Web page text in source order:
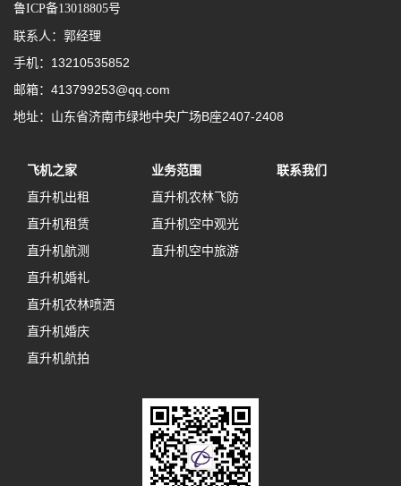
鲁ICP备13018805号
联系人：郭经理
手机：13210535852
邮箱：413799253@qq.com
地址：山东省济南市绿地中央广场B座2407-2408
飞机之家
直升机出租
直升机租赁
直升机航测
直升机婚礼
直升机农林喷洒
直升机婚庆
直升机航拍
业务范围
直升机农林飞防
直升机空中观光
直升机空中旅游
联系我们